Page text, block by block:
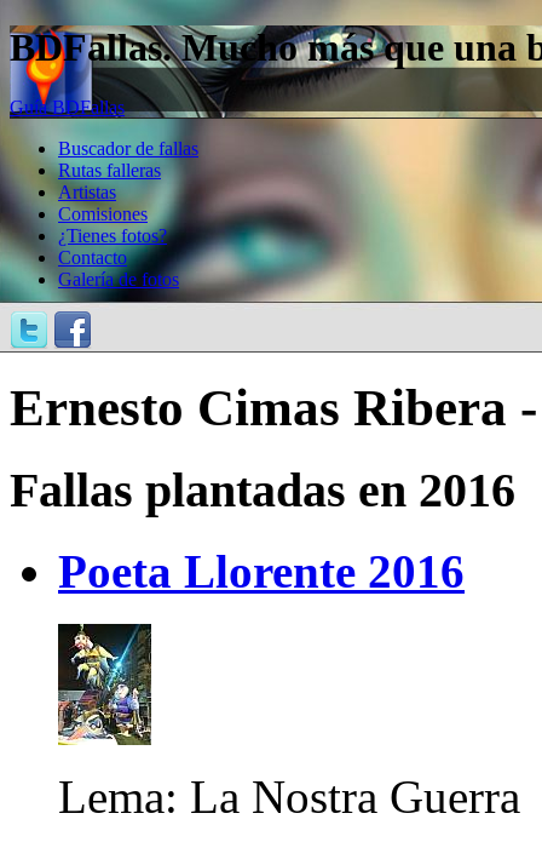
BDFallas. Mucho más que una
Guía BDFallas
Buscador de fallas
Rutas falleras
Artistas
Comisiones
¿Tienes fotos?
Contacto
Galería de fotos
Ernesto Cimas Ribera
Fallas plantadas en 2016
Poeta Llorente 2016
Lema: La Nostra Guerra